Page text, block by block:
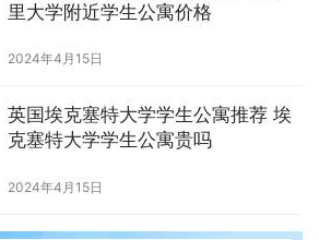
里大学附近学生公寓价格
2024年4月15日
英国埃克塞特大学学生公寓推荐 埃
克塞特大学学生公寓贵吗
2024年4月15日